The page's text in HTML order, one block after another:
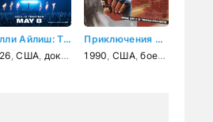
Билли Айлиш: Тур «Hit Me Hard and Soft»
,США документальный ,концерт
Приключения Форда Ферлейна
1990 США,боевик